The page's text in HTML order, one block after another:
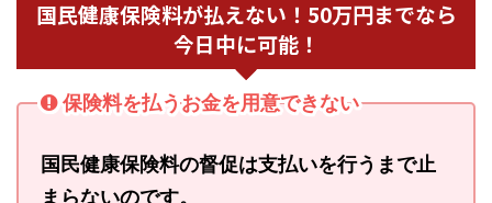
国民健康保険料が払えない！50万円までなら
今日中に可能！
保険料を払うお金を用意できない
国民健康保険料の督促は支払いを行うまで止
まらないのです。